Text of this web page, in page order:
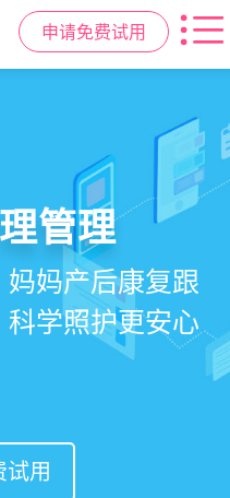
申请免费试用
理系统
住、护理、
销全流程管
试用
管理
妈产后康复跟
学照护更安心
试用
智能排房、资
客户满意度
试用
锁客
精准营销、客
介绍
试用